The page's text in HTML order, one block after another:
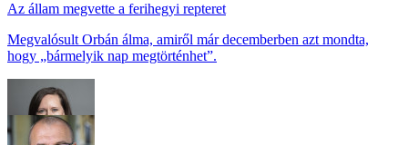
Az állam megvette a ferihegyi repteret
Megvalósult Orbán álma, amiről már decemberben azt mondta,
hogy „bármelyik nap megtörténhet”.